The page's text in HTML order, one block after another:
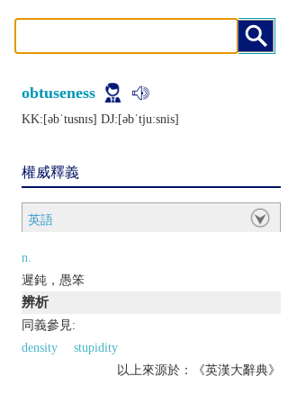
obtuseness
KK:[ǝbˈtusnɪs] DJ:[ǝbˈtjuːsnis]
權威釋義
英語
n.
遲鈍，愚笨
辨析
同義參見:
density
stupidity
以上來源於：《英漢大辭典》